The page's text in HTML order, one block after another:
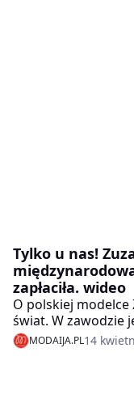
Tylko u nas!
zapłaciła. wideo
O polskiej modelce
świat. W zawodzie
współprace z
Prada, Gucci czy
MODAIJA.PL14